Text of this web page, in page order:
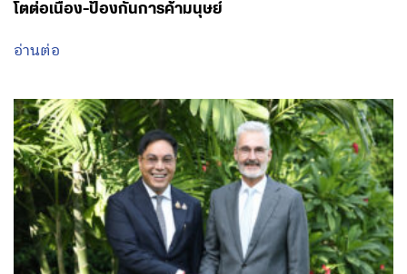
โตต่อเนื่อง-ป้องกันการค้ามนุษย์
อ่านต่อ